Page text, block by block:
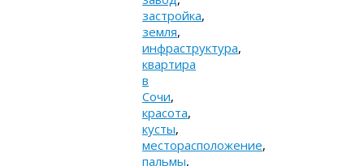
застройка,
земля,
инфраструктура,
квартира
в
Сочи,
красота,
кусты,
месторасположение,
пальмы,